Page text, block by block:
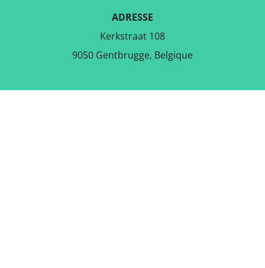
ADRESSE
Kerkstraat 108
9050 Gentbrugge, Belgique